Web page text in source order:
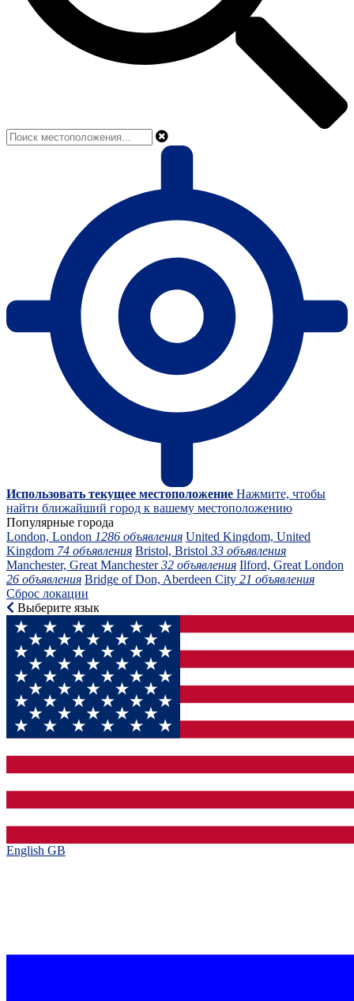
Использовать текущее местоположение Нажмите, чтобы
найти ближайший город к вашему местоположению
Популярные города
London, London 1286 объявления United Kingdom, United
Kingdom 74 объявления Bristol, Bristol 33 объявления
Manchester, Great Manchester32 объявления Ilford, Great London
26 объявления Bridge of Don, Aberdeen City 21 объявления
Сброс локации
Выберите язык
English GB‎